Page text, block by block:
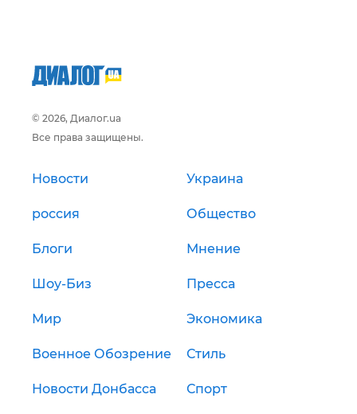
© 2026, Диалог.ua
Все права защищены.
Новости Украина
россия Общество
Блоги Мнение
Шоу-Биз Пресса
Мир Экономика
Военное Обозрение Стиль
Новости Донбасса Спорт